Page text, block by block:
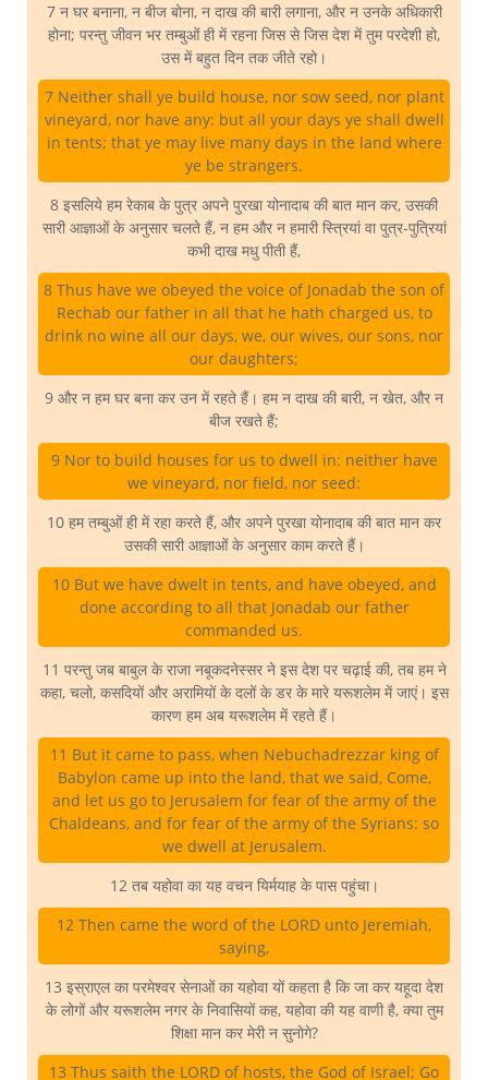
7 न घर बनाना, न बीज बोना, न दाख की बारी लगाना, और न उनके अधिकारी
होना; परन्तु जीवन भर तम्बुओं ही में रहना जिस से जिस देश में तुम परदेशी हो,
उस में बहुत दिन तक जीते रहो।
7 Neither shall ye build house, nor sow seed, nor plant
vineyard, nor have any: but all your days ye shall dwell
in tents; that ye may live many days in the land where
ye be strangers.
8 इसलिये हम रेकाब के पुत्र अपने पुरखा योनादाब की बात मान कर, उसकी
सारी आज्ञाओं के अनुसार चलते हैं, न हम और न हमारी स्त्रियां वा पुत्र-पुत्रियां
कभी दाख मधु पीती हैं,
8 Thus have we obeyed the voice of Jonadab the son of
Rechab our father in all that he hath charged us, to
drink no wine all our days, we, our wives, our sons, nor
our daughters;
9 और न हम घर बना कर उन में रहते हैं। हम न दाख की बारी, न खेत, और न
बीज रखते हैं;
9 Nor to build houses for us to dwell in: neither have
we vineyard, nor field, nor seed:
10 हम तम्बुओं ही में रहा करते हैं, और अपने पुरखा योनादाब की बात मान कर
उसकी सारी आज्ञाओं के अनुसार काम करते हैं।
10 But we have dwelt in tents, and have obeyed, and
done according to all that Jonadab our father
commanded us.
11 परन्तु जब बाबुल के राजा नबूकदनेस्सर ने इस देश पर चढ़ाई की, तब हम ने
कहा, चलो, कसदियों और अरामियों के दलों के डर के मारे यरूशलेम में जाएं। इस
कारण हम अब यरूशलेम में रहते हैं।
11 But it came to pass, when Nebuchadrezzar king of
Babylon came up into the land, that we said, Come,
and let us go to Jerusalem for fear of the army of the
Chaldeans, and for fear of the army of the Syrians: so
we dwell at Jerusalem.
12 तब यहोवा का यह वचन यिर्मयाह के पास पहुंचा।
12 Then came the word of the LORD unto Jeremiah,
saying,
13 इस्राएल का परमेश्वर सेनाओं का यहोवा यों कहता है कि जा कर यहूदा देश
के लोगों और यरूशलेम नगर के निवासियों कह, यहोवा की यह वाणी है, क्या तुम
शिक्षा मान कर मेरी न सुनोगे?
13 Thus saith the LORD of hosts, the God of Israel; Go